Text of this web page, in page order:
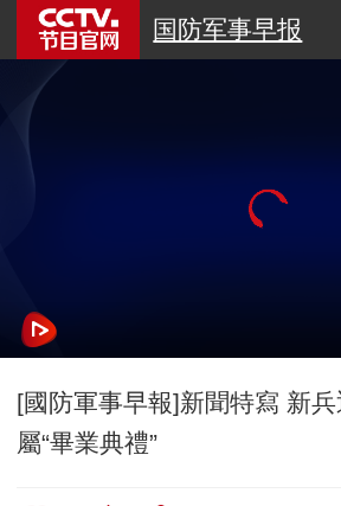
国防军事早报
[國防軍事早報]新聞特寫 新
屬“畢業典禮”